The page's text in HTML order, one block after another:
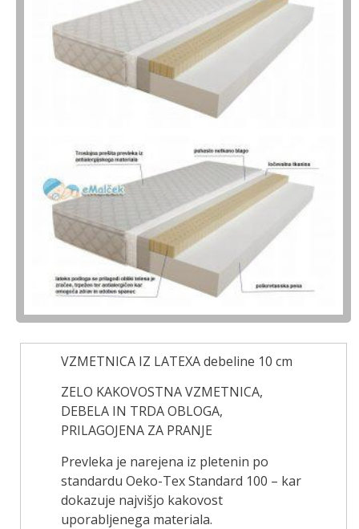
VZMETNICA IZ LATEXA debeline 10 cm
ZELO KAKOVOSTNA VZMETNICA,
DEBELA IN TRDA OBLOGA,
PRILAGOJENA ZA PRANJE
Prevleka je narejena iz pletenin po
standardu Oeko-Tex Standard 100 – kar
dokazuje najvišjo kakovost
uporabljenega materiala.